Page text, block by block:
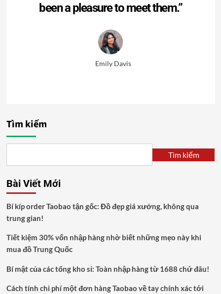
been a pleasure to meet them.”
Emily Davis
Tìm kiếm
Tìm kiếm
Bài Viết Mới
Bí kíp order Taobao tận gốc: Đồ đẹp giá xưởng, không qua
trung gian!
Tiết kiệm 30% vốn nhập hàng nhờ biết những mẹo này khi
mua đồ Trung Quốc
Bí mật của các tổng kho sỉ: Toàn nhập hàng từ 1688 chứ đâu!
Cách tính chi phí một đơn hàng Taobao về tay chính xác tới